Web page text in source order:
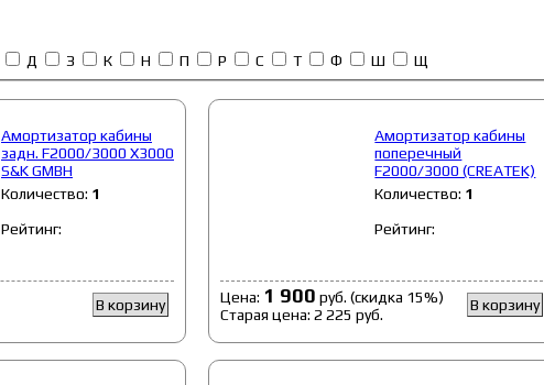
Д З К Н П Р С Т Ф Ш Щ
Амортизатор кабины
задн. F2000/3000 X3000
S&K GMBH
Количество: 1
Рейтинг:
В корзину
Амортизатор кабины
поперечный
F2000/3000 (CREATEK)
Количество: 1
Рейтинг:
В корзину
Цена: 1 900 руб. (скидка 15%)
Cтарая цена:2 225 руб.